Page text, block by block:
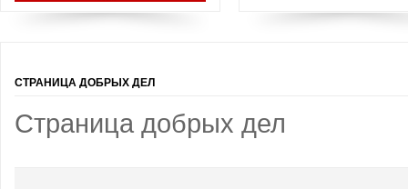
СТРАНИЦА ДОБРЫХ ДЕЛ
Страница добрых дел